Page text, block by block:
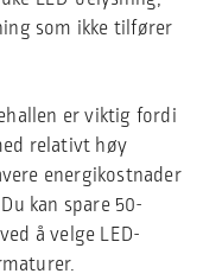
som ikke tilfører
er viktig fordi
relativt høy
energikostnader
kan spare 50-
å velge LED-